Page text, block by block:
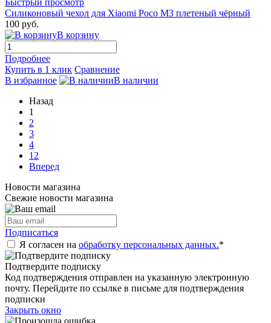
Силиконовый чехол для Xiaomi Poco M3 плетеный чёрный
100 руб.
В корзину
Подробнее
Купить в 1 клик Сравнение
В избранное
В наличии
Назад
1
2
3
4
12
Вперед
Новости магазина
Свежие новости магазина
Подписаться
Я согласен на обработку персональных данных.*
Подтвердите подписку
Код подтверждения отправлен на указанную электронную
почту. Перейдите по ссылке в письме для подтверждения
подписки
Закрыть окно